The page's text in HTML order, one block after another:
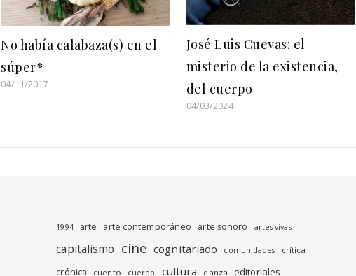
No había calabaza(s) en el
súper*
04/11/2017
José Luis Cuevas: el
misterio de la existencia,
del cuerpo
04/03/2024
1994 arte arte contemporáneo arte sonoro artes vivas
capitalismo cine cognitariado comunidades crítica
crónica cuento cuerpo cultura danza editoriales